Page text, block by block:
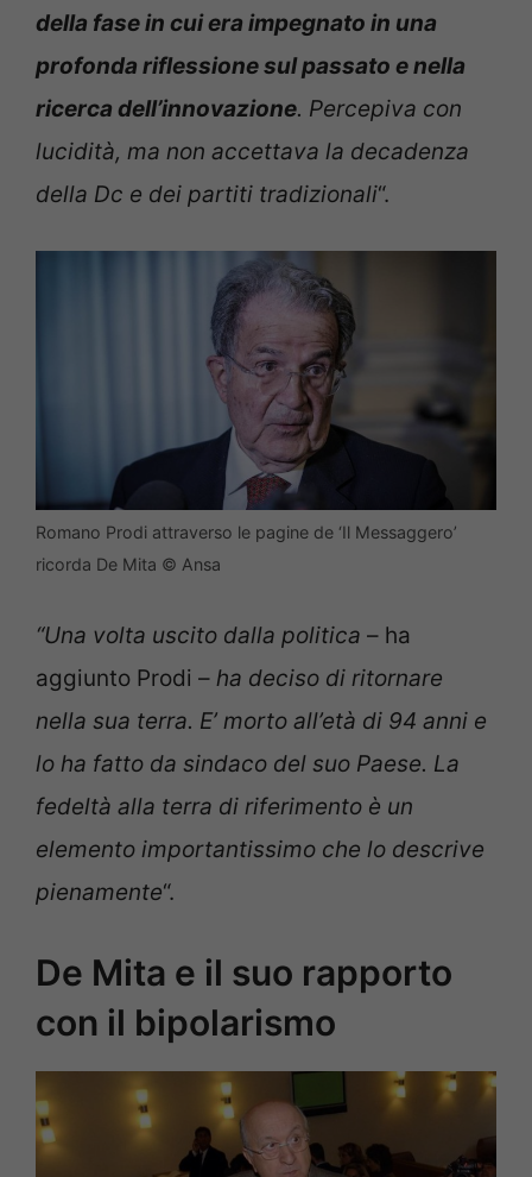
della fase in cui era impegnato in una
profonda riflessione sul passato e nella
ricerca dell’innovazione. Percepiva con
lucidità, ma non accettava la decadenza
della Dc e dei partiti tradizionali“.
Romano Prodi attraverso le pagine de ‘Il Messaggero’
ricorda De Mita © Ansa
“Una volta uscito dalla politica – ha
aggiunto Prodi – ha deciso di ritornare
nella sua terra. E’ morto all’età di 94 anni e
lo ha fatto da sindaco del suo Paese. La
fedeltà alla terra di riferimento è un
elemento importantissimo che lo descrive
pienamente“.
De Mita e il suo rapporto
con il bipolarismo